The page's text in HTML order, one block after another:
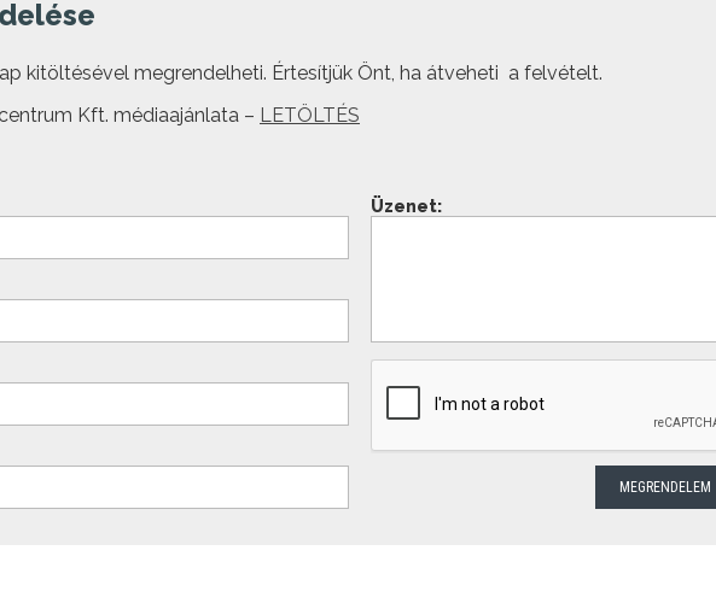
kitöltésével megrendelheti. Értesítjük Önt, ha átveheti a felvételt.
Kft. médiaajánlata – LETÖLTÉS
Üzenet: